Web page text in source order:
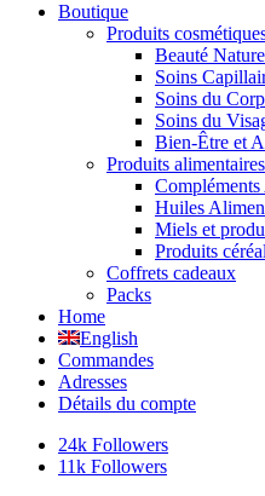
Boutique
Produits
Beauté
Soins
Soins du
Soins du
Bien-Être et
Produits alimentaires
Huiles
Miels et
Produits
Coffrets cadeaux
Packs
Home
English
Commandes
Adresses
Détails du compte
24k Followers
11k Followers